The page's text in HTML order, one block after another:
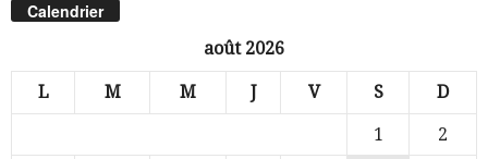
Calendrier
août 2026
L M M J V S D
1
2